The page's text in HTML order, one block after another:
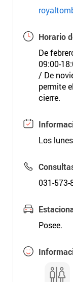
Horario
De
09:00-
/ De
permite
cierre.
Los
031-573-
Posee.